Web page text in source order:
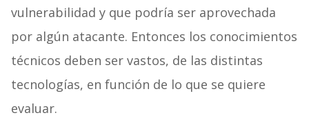
vulnerabilidad y que podría ser aprovechada
por algún atacante. Entonces los conocimientos
técnicos deben ser vastos, de las distintas
tecnologías, en función de lo que se quiere
evaluar.